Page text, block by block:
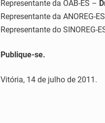
Representante da OAB-ES –
Representante da ANOREG-
Representante do SINOREG-
Publique-se.
Vitória, 14 de julho de 2011.